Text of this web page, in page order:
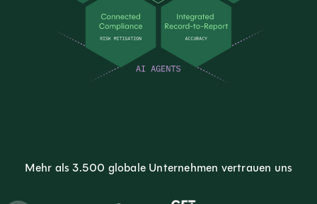
Mehr als 3.500 globale Unternehmen vertrauen uns